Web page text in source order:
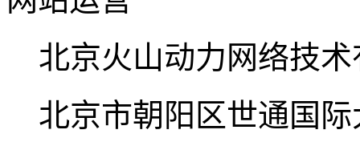
北京火山动力网络技
北京市朝阳区世通国